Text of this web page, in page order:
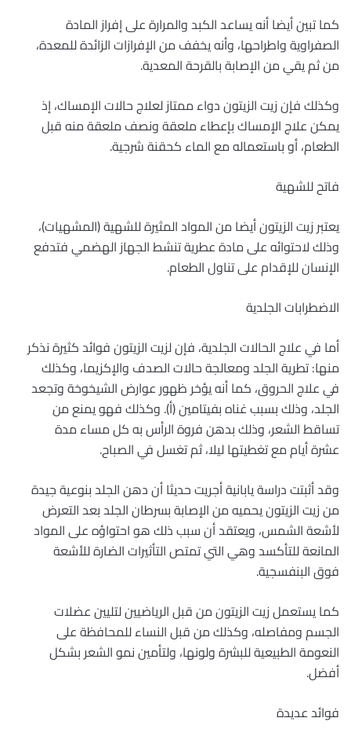
كما تبين أيضا أنه يساعد الكبد والمرارة على إفراز المادة
الصفراوية واطراحها، وأنه يخفف من الإفرازات الزائدة للمعدة،
من ثم يقي من الإصابة بالقرحة المعدية.
وكذلك فإن زيت الزيتون دواء ممتاز لعلاج حالات الإمساك، إذ
يمكن علاج الإمساك بإعطاء ملعقة ونصف ملعقة منه قبل
الطعام، أو باستعماله مع الماء كحقنة شرجية.
فاتح للشهية
يعتبر زيت الزيتون أيضا من المواد المثيرة للشهية (المشهيات)،
وذلك لاحتوائه على مادة عطرية تنشط الجهاز الهضمي فتدفع
الإنسان للإقدام على تناول الطعام.
الاضطرابات الجلدية
أما في علاج الحالات الجلدية، فإن لزيت الزيتون فوائد كثيرة نذكر
منها: تطرية الجلد ومعالجة حالات الصدف والإكزيما، وكذلك
في علاج الحروق، كما أنه يؤخر ظهور عوارض الشيخوخة وتجعد
الجلد، وذلك بسبب غناه بفيتامين (أ). وكذلك فهو يمنع من
تساقط الشعر، وذلك بدهن فروة الرأس به كل مساء مدة
عشرة أيام مع تغطيتها ليلا، ثم تغسل في الصباح.
وقد أثبتت دراسة يابانية أجريت حديثا أن دهن الجلد بنوعية جيدة
من زيت الزيتون يحميه من الإصابة بسرطان الجلد بعد التعرض
لأشعة الشمس، ويعتقد أن سبب ذلك هو احتواؤه على المواد
المانعة للتأكسد وهي التي تمتص التأثيرات الضارة للأشعة
فوق البنفسجية.
كما يستعمل زيت الزيتون من قبل الرياضيين لتليين عضلات
الجسم ومفاصله، وكذلك من قبل النساء للمحافظة على
النعومة الطبيعية للبشرة ولونها، ولتأمين نمو الشعر بشكل
أفضل.
فوائد عديدة